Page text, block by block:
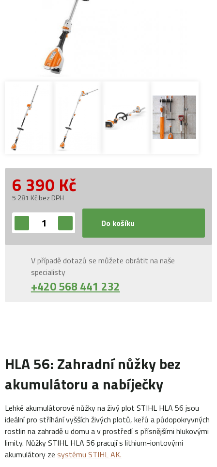
6 390 Kč
5 281 Kč bez DPH
Do košíku
V případě dotazů se můžete obrátit na naše
specialisty
+420 568 441 232
HLA 56: Zahradní nůžky bez
akumulátoru a nabíječky
Lehké akumulátorové nůžky na živý plot STIHL HLA 56 jsou
ideální pro stříhání vyšších živých plotů, keřů a půdopokryvných
rostlin na zahradě u domu a v prostředí s přísnějšími hlukovými
limity. Nůžky STIHL HLA 56 pracují s lithium-iontovými
akumulátory ze systému STIHL AK.